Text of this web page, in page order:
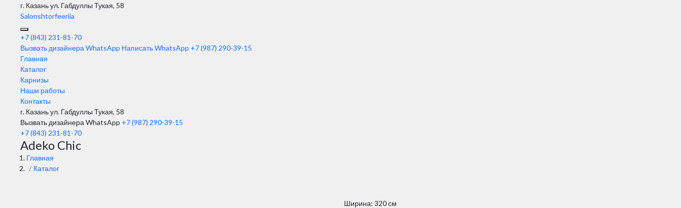
г. Казаньул. Габдуллы Тукая, 58
Salonshtorfeeriia
+7 (843) 231-81-70
Вызвать дизайнера WhatsApp Написать WhatsApp +7 (987) 290-39-15
Главная
Каталог
Карнизы
Наши работы
Контакты
г. Казань ул. Габдуллы Тукая, 58
Вызвать дизайнера WhatsApp +7 (987) 290-39-15
+7 (843) 231-81-70
Adeko Chic
Главная
Каталог
Ширина: 320 см